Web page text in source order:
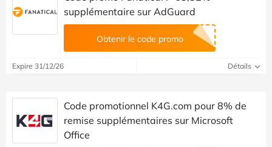
supplémentaire sur AdGuard
Obtenir le code promo
Expire 31/12/26 Détails
Code promotionnel K4G.com pour 8% de
remise supplémentaires sur Microsoft
Office